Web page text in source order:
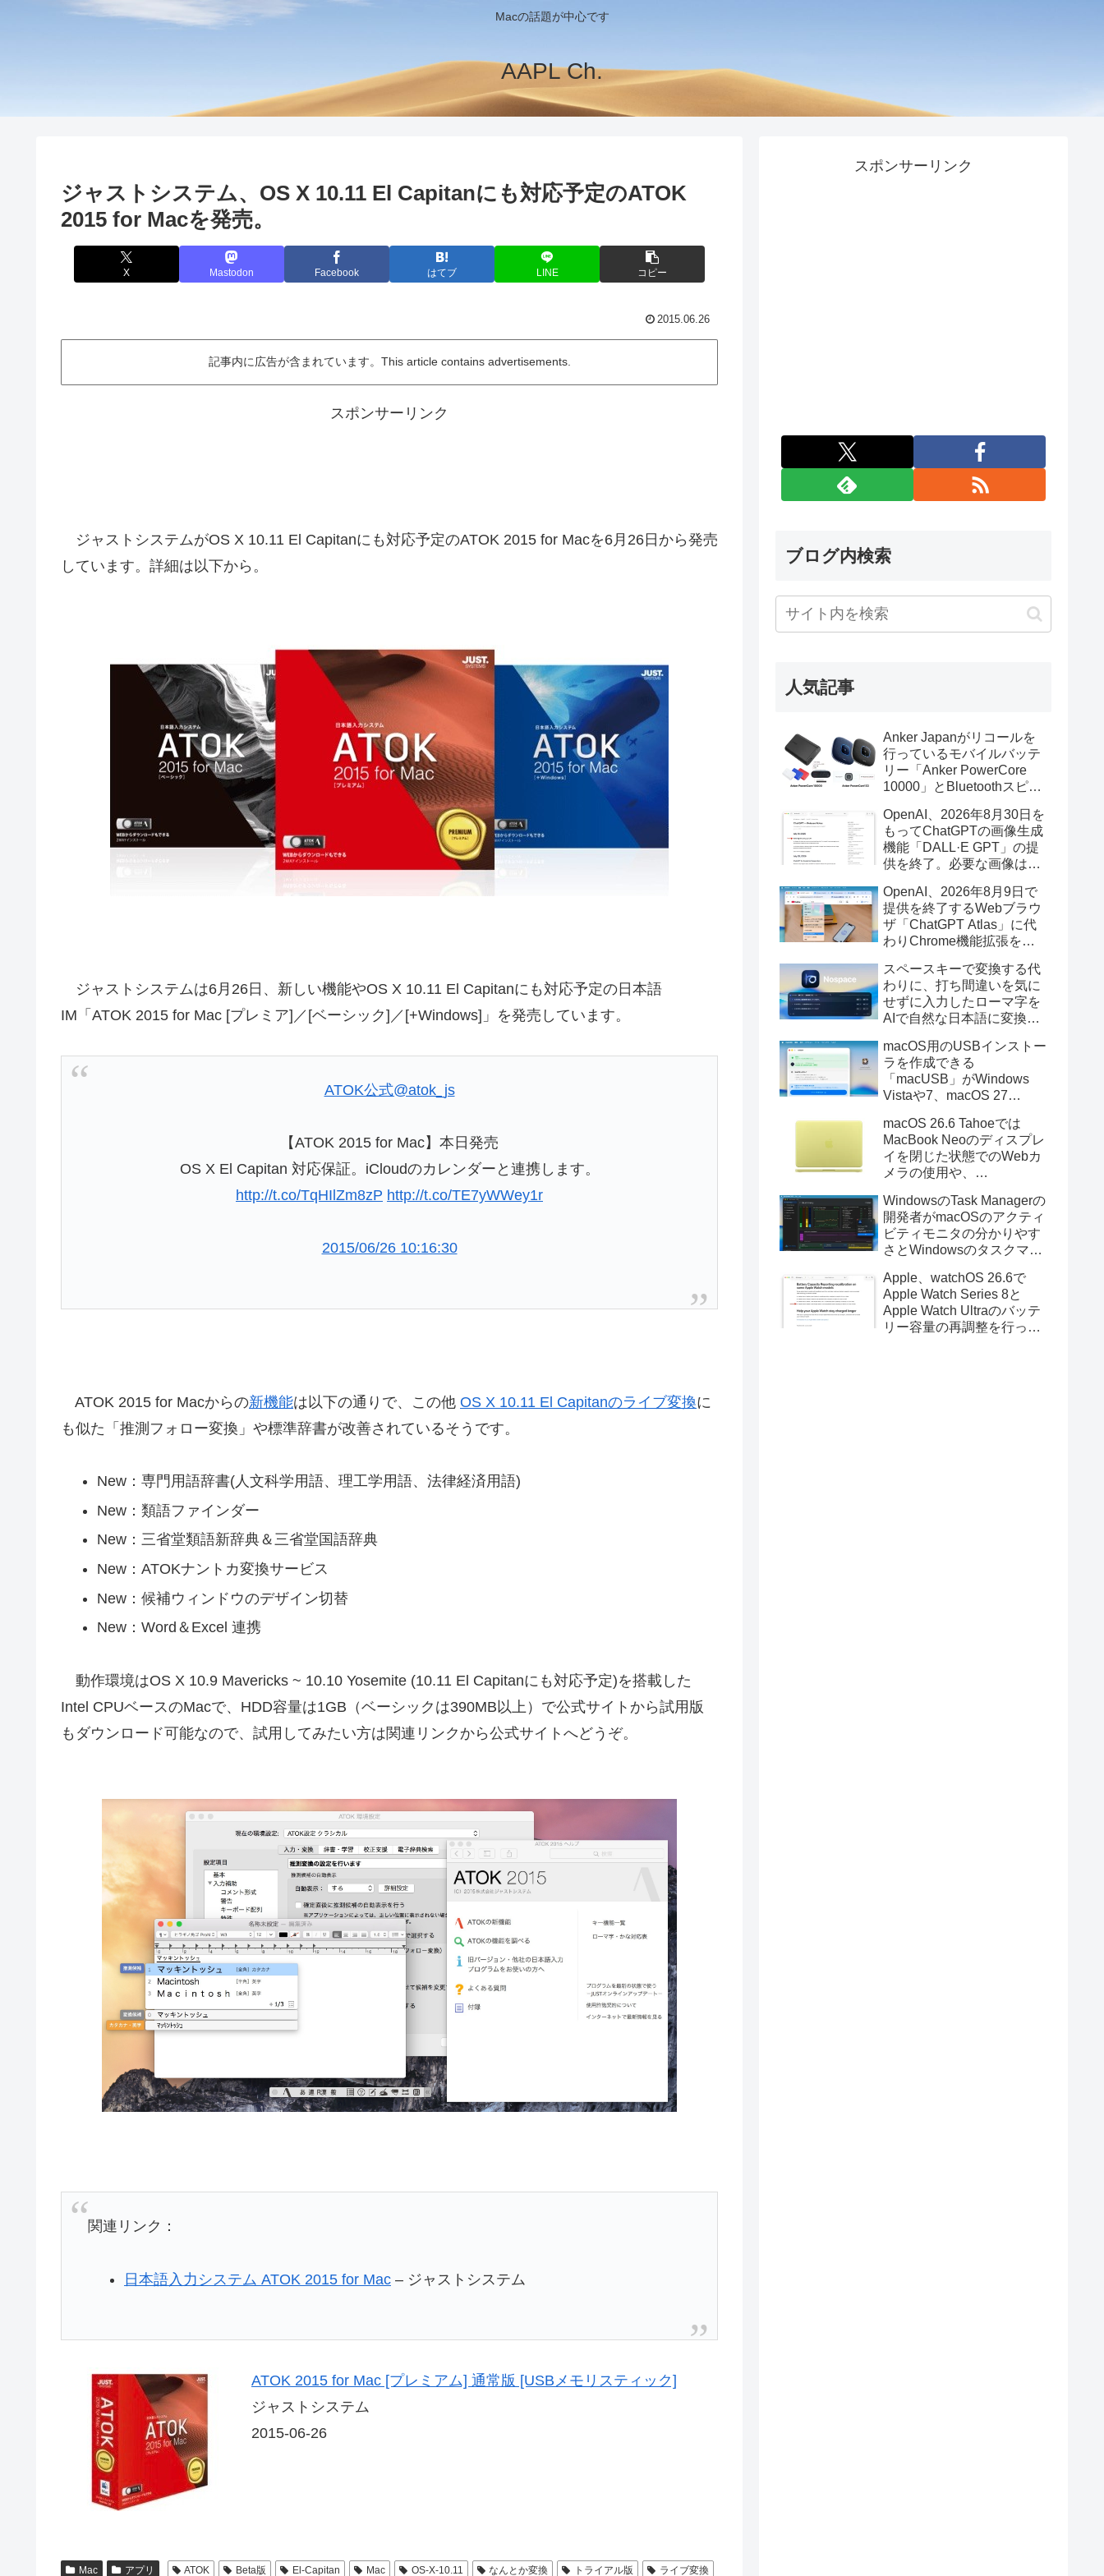
Macの話題が中心です
AAPL Ch.
ジャストシステム、OS X 10.11 El Capitanにも対応予定のATOK
2015 for Macを発売。
X Mastodon Facebook はてブ LINE コピー
2015.06.26
記事内に広告が含まれています。This article contains advertisements.
スポンサーリンク
ジャストシステムがOS X 10.11 El Capitanにも対応予定のATOK 2015 for Macを6月26日から発売
しています。詳細は以下から。
ジャストシステムは6月26日、新しい機能やOS X 10.11 El Capitanにも対応予定の日本語
IM「ATOK 2015 for Mac [プレミア]／[ベーシック]／[+Windows]」を発売しています。
ATOK公式@atok_js
【ATOK 2015 for Mac】本日発売
OS X El Capitan 対応保証。iCloudのカレンダーと連携します。
http://t.co/TqHIlZm8zP http://t.co/TE7yWWey1r
2015/06/26 10:16:30
ATOK 2015 for Macからの新機能は以下の通りで、この他 OS X 10.11 El Capitanのライブ変換に
も似た「推測フォロー変換」や標準辞書が改善されているそうです。
New：専門用語辞書(人文科学用語、理工学用語、法律経済用語)
New：類語ファインダー
New：三省堂類語新辞典＆三省堂国語辞典
New：ATOKナントカ変換サービス
New：候補ウィンドウのデザイン切替
New：Word＆Excel 連携
動作環境はOS X 10.9 Mavericks ~ 10.10 Yosemite (10.11 El Capitanにも対応予定)を搭載した
Intel CPUベースのMacで、HDD容量は1GB（ベーシックは390MB以上）で公式サイトから試用版
もダウンロード可能なので、試用してみたい方は関連リンクから公式サイトへどうぞ。
関連リンク：
日本語入力システム ATOK 2015 for Mac– ジャストシステム
ATOK 2015 for Mac [プレミアム] 通常版 [USBメモリスティック]
ジャストシステム
2015-06-26
Mac アプリ ATOK Beta版 El-Capitan Mac OS-X-10.11 なんとか変換 トライアル版 ライブ変換
スポンサーリンク
ブログ内検索
人気記事
Anker Japanがリコールを
行っているモバイルバッテ
リー「Anker PowerCore
10000」とBluetoothスピー
辺を焼損する火災が6月に3
件発生していたそうなので
注意を。
OpenAI、2026年8月30日を
もってChatGPTの画像生成
機能「DALL·E GPT」の提
供を終了。必要な画像は期
OpenAI、2026年8月9日で
提供を終了するWebブラウ
ザ「ChatGPT Atlas」に代
わりChrome機能拡張をア
画の質問やAsk ChatGPT機
能を追加。
スペースキーで変換する代
わりに、打ち間違いを気に
せずに入力したローマ字を
AIで自然な日本語に変換し
力アプリ「Nospace」がリ
リース。
macOS用のUSBインストー
ラを作成できる
「macUSB」がWindows
Vistaや7、macOS 27
トーラの作成に対応。
macOS 26.6 Tahoeでは
MacBook Neoのディスプレ
イを閉じた状態でのWebカ
メラの使用や、
利用しMacBook Neoを復元
する際の安定性が向上。
WindowsのTask Managerの
開発者がmacOSのアクティ
ビティモニタの分かりやす
さとWindowsのタスクマネ
Mac用システムモニタアプ
リ「Task Manager TMOG」
のBeta版を公開。
Apple、watchOS 26.6で
Apple Watch Series 8と
Apple Watch Ultraのバッテ
リー容量の再調整を行った